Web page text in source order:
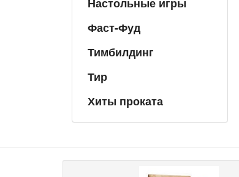
Фаст-Фуд
Тимбилдинг
Тир
Хиты проката